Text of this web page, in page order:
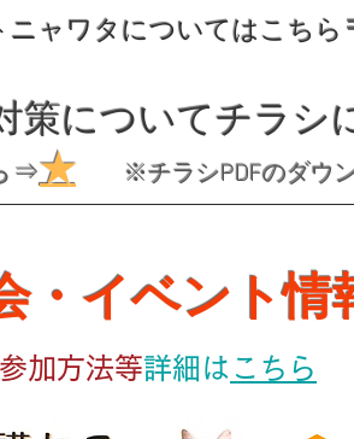
ニャワタについてはこちら
策についてチラ
⇒★ ※チラシPDFのダウン
・イベント情
加方法等詳細は こちら